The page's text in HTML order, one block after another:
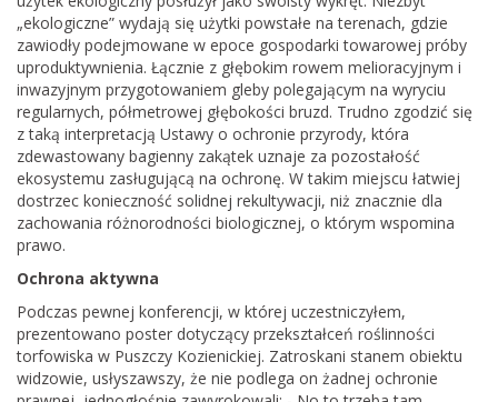
„ekologiczne” wydają się użytki powstałe na terenach, gdzie
zawiodły podejmowane w epoce gospodarki towarowej próby
uproduktywnienia. Łącznie z głębokim rowem melioracyjnym i
inwazyjnym przygotowaniem gleby polegającym na wyryciu
regularnych, półmetrowej głębokości bruzd. Trudno zgodzić się
z taką interpretacją Ustawy o ochronie przyrody, która
zdewastowany bagienny zakątek uznaje za pozostałość
ekosystemu zasługującą na ochronę. W takim miejscu łatwiej
dostrzec konieczność solidnej rekultywacji, niż znacznie dla
zachowania różnorodności biologicznej, o którym wspomina
prawo.
Ochrona aktywna
Podczas pewnej konferencji, w której uczestniczyłem,
prezentowano poster dotyczący przekształceń roślinności
torfowiska w Puszczy Kozienickiej. Zatroskani stanem obiektu
widzowie, usłyszawszy, że nie podlega on żadnej ochronie